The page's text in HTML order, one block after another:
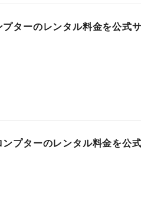
ターのレンタル料金を公式
プターのレンタル料金を公